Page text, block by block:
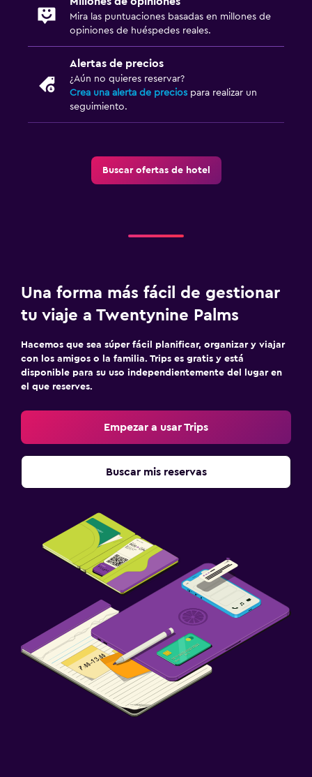
Mira las puntuaciones basadas en millones de
opiniones de huéspedes reales.
Alertas de precios
¿Aún no quieres reservar?
Crea una alerta de precios para realizar un
seguimiento.
Buscar ofertas de hotel
Una forma más fácil de gestionar
tu viaje a Twentynine Palms
Hacemos que sea súper fácil planificar, organizar y viajar
con los amigos o la familia. Trips es gratis y está
disponible para su uso independientemente del lugar en
el que reserves.
Empezar a usar Trips
Buscar mis reservas